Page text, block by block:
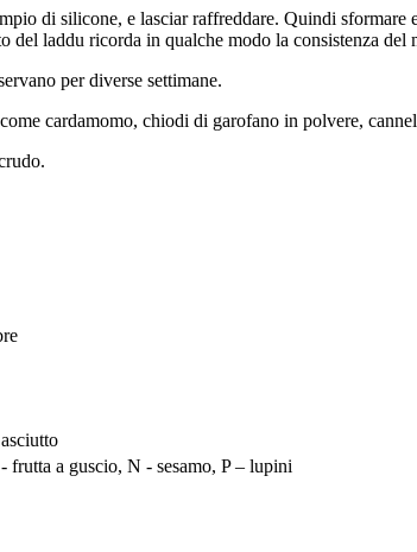
di silicone, e lasciar raffreddare. Quindi
laddu ricorda in qualche modo la consistenza del
per diverse settimane.
cardamomo, chiodi di garofano in polvere,
frutta a guscio, N - sesamo, P – lupini